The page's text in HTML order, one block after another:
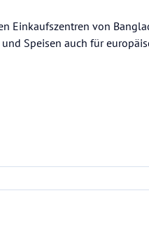
Einkaufszentren von
Speisen auch für